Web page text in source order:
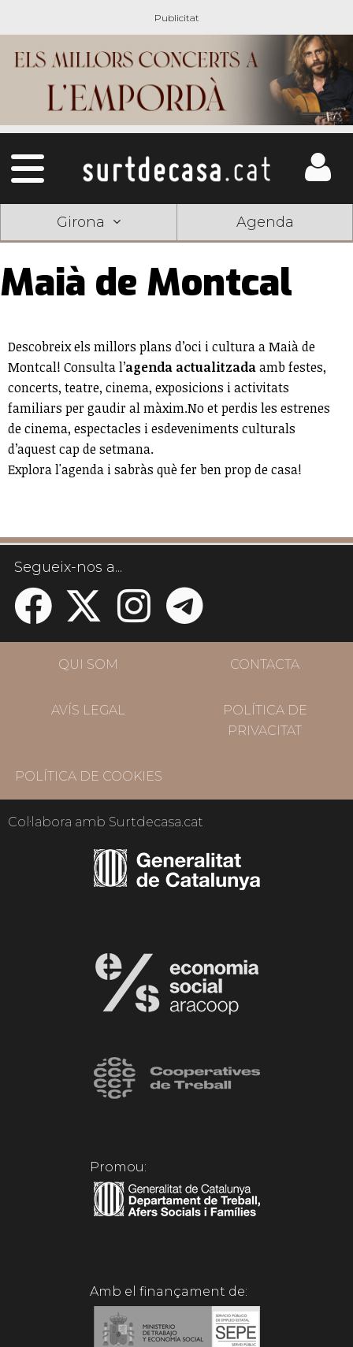
Girona Agenda
Maià de Montcal
Descobreix els millors plans d’oci i cultura a Maià de
Montcal! Consulta l’agenda actualitzadaamb festes,
concerts, teatre, cinema, exposicions i activitats
familiars per gaudir al màxim.No et perdis les estrenes
de cinema, espectacles i esdeveniments culturals
d’aquest cap de setmana.
Explora l'agenda i sabràs què fer ben prop de casa!
Segueix-nos a...
QUI SOM CONTACTA
AVÍS LEGAL
POLÍTICA DE
PRIVACITAT
POLÍTICA DE COOKIES
Col·labora amb Surtdecasa.cat
Promou:
Amb el finançament de: